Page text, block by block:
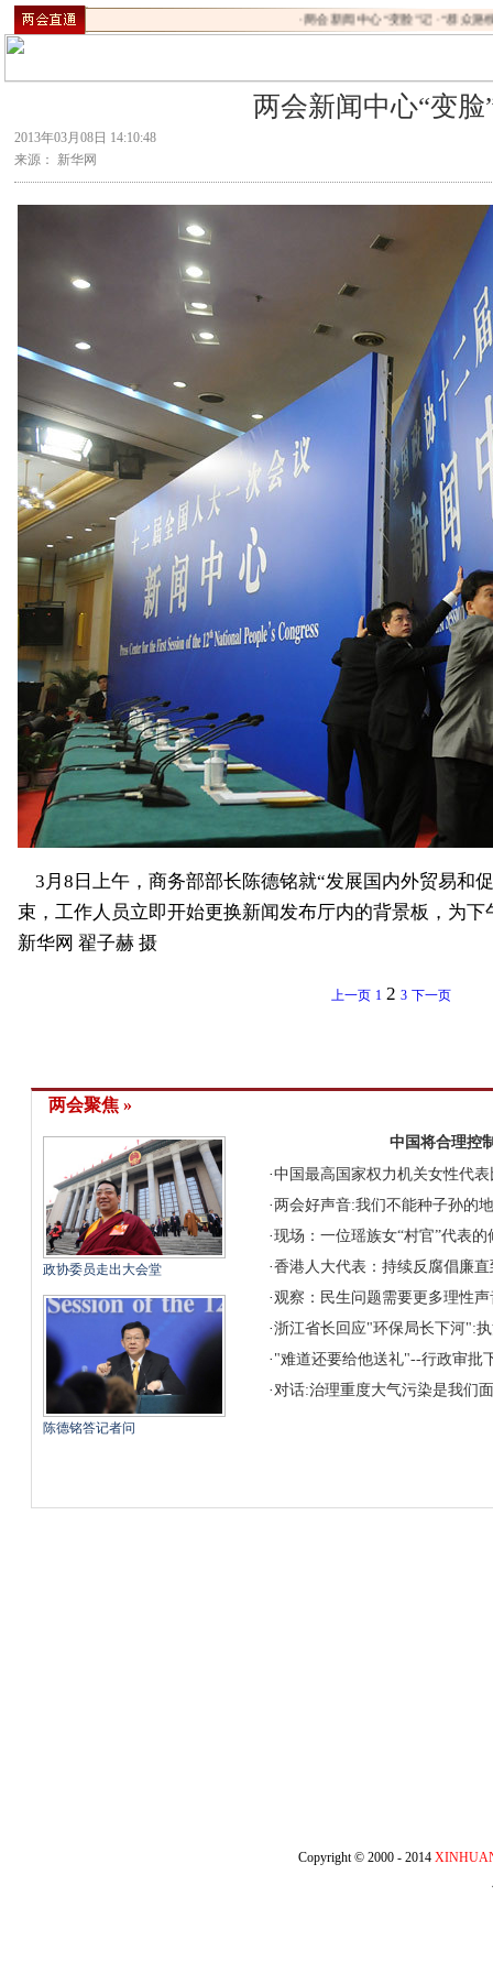
两会新闻中心“变脸”记·“群众路线
两会新闻中心“变脸
2013年03月08日 14:10:48
来源： 新华网
3月8日上午，商务部部长陈德铭就“发展国内外贸易和
束，工作人员立即开始更换新闻发布厅内的背景板，为
新华网 翟子赫 摄
上一页 1 2 3 下一页
两会聚焦 »
政协委员走出大会堂
陈德铭答记者问
中国将合理控
·中国最高国家权力机关女性代
·两会好声音:我们不能种子孙的
·现场：一位瑶族女“村官”代表的
·香港人大代表：持续反腐倡廉
·观察：民生问题需要更多理性声
·浙江省长回应"环保局长下河":
· "难道还要给他送礼"--行政审批
· 对话:治理重度大气污染是我们
Copyright © 2000 - 2014